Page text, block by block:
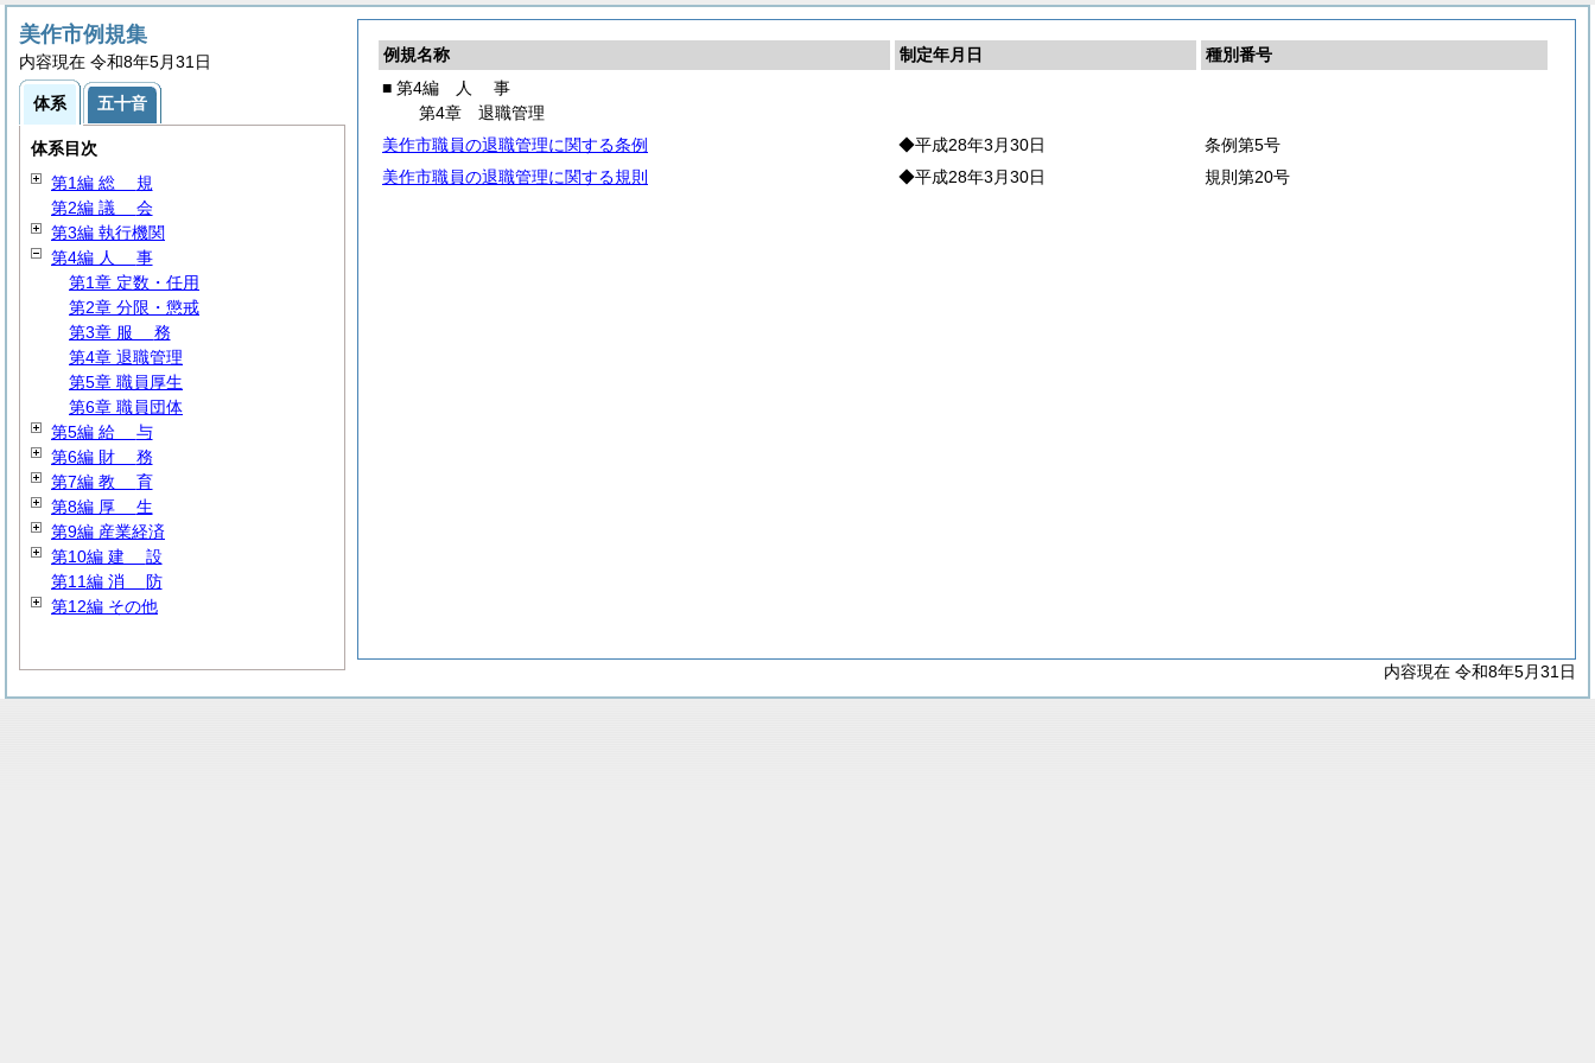
例規名称 制定年月日
種別番号
■ 第4編
人 事
第4章 退職管理
美作市職員の退職管理に関する条例
◆平成28年3月30日
条例第5号
美作市職員の退職管理に関する規則
◆平成28年3月30日 規則第20号
内容現在 令和8年5月31日
美作市例規集
内容現在 令和8年5月31日
体系 五十音
体系目次
第1編 総 規
第2編 議 会
第3編 執行機関
第4編 人 事
第1章 定数・任用
第2章 分限・懲戒
第3章 服 務
第4章 退職管理
第5章 職員厚生
第6章 職員団体
第5編 給 与
第6編 財 務
第7編 教 育
第8編 厚 生
第9編 産業経済
第10編 建 設
第11編 消 防
第12編 その他